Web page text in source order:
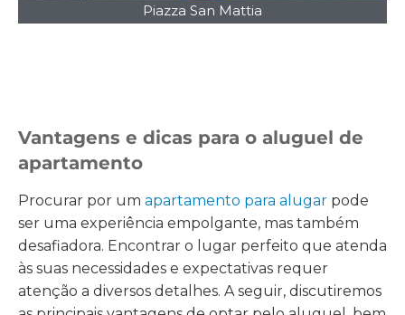
Piazza San Mattia
Vantagens e dicas para o aluguel de
apartamento
Procurar por um apartamento para alugar pode
ser uma experiência empolgante, mas também
desafiadora. Encontrar o lugar perfeito que atenda
às suas necessidades e expectativas requer
atenção a diversos detalhes. A seguir, discutiremos